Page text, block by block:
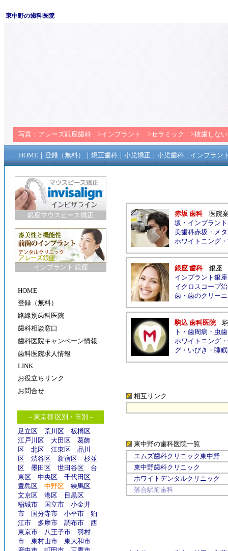
東中野の歯科医院
写真： アレーズ銀座歯科 >インプラント >セラミック >抜歯しな
HOME｜ 登録（無料） ｜ 矯正歯科｜ 小児矯正 ｜ 小児歯科｜ インプラン
銀座マウスピース矯正
インプラント 銀座
HOME
登録（無料）
路線別歯科医院
歯科相談窓口
歯科医院キャンペーン情報
歯科医院求人情報
LINK
お役立ちリンク
お問合せ
－東京都 区別・市別－
足立区
荒川区
板橋区
江戸川区
大田区
葛飾
区
北区 江東区
品川
区
渋谷区 新宿区
杉並
区
墨田区 世田谷区
台
東区
中央区
千代田区
豊島区
中野区
練馬区
文京区
港区
目黒区
稲城市
国立市 小金井
市
国分寺市 小平市
狛
江市
多摩市 調布市
西
東京市
八王子市
羽村
市
東村山市
東大和市
赤坂 歯科
医院
坂 ・ インプラン
美歯科赤坂 ・ メ
ホワイトニング・
銀座 歯科
銀座
インプラント銀座
イクロスコープ
歯・ 歯のクリー
駒込 歯科医院
ト ・ 歯周病 ・ 虫歯
ホワイトニング・
グ・ いびき ・ 睡
相互リンク
東中野の歯科医院一覧
エムズ歯科クリニック東中野
東中野歯科クリニック
ホワイトデンタルクリニック
落合駅前歯科